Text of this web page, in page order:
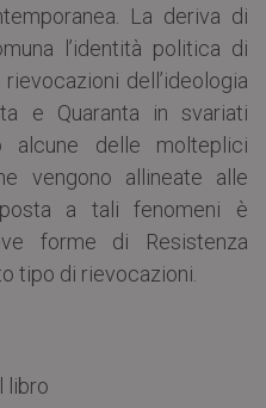
La deriva di
l’identità politica di
dell’ideologia
e Quaranta in svariati
alcune delle molteplici
vengono allineate alle
a tali fenomeni è
forme di Resistenza
tipo di rievocazioni.
libro